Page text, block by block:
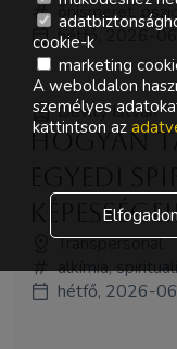
önismeret,
hétfő, 2026-
Dévity István
Hogyan
Transpersonal
alkímia,
hétfő, 2026-
cookie-k
marketing
A weboldalon
személyes
kattintson az